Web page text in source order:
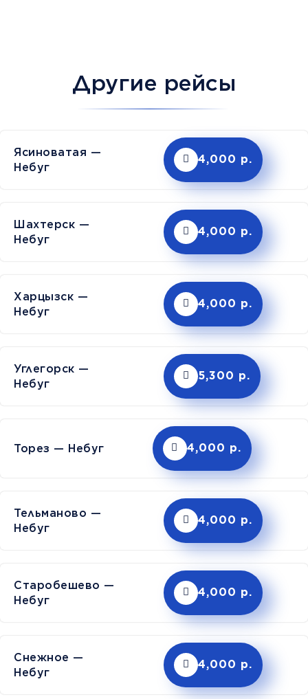
Другие рейсы
Ясиноватая —
Небуг
4,000 р.
Шахтерск —
Небуг
4,000 р.
Харцызск —
Небуг
4,000 р.
Углегорск —
Небуг
5,300 р.
Торез — Небуг 4,000 р.
Тельманово —
Небуг
4,000 р.
Старобешево —
Небуг
4,000 р.
Снежное —
Небуг
4,000 р.